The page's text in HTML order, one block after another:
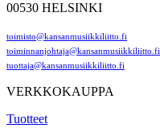
00530 HELSINKI
toimisto@kansanmusiikkiliitto.fi
toiminnanjohtaja@kansanmusiikkiliitto.fi
tuottaja@kansanmusiikkiliitto.fi
VERKKOKAUPPA
Tuotteet